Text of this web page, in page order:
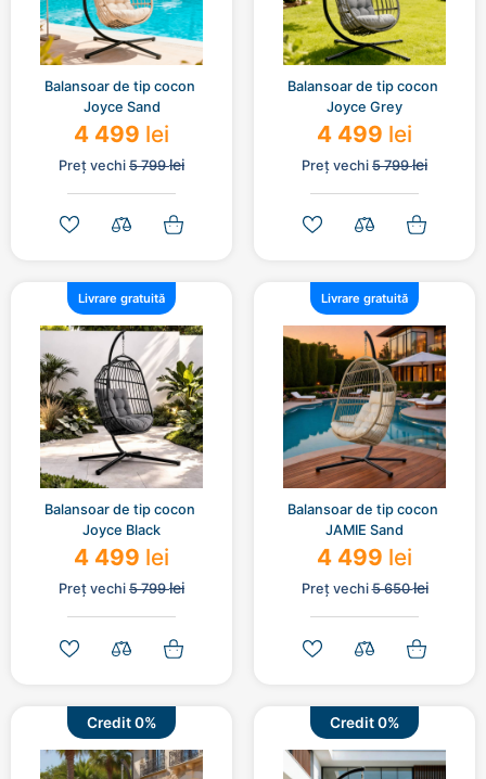
Balansoar de tip cocon
Joyce Sand
4 499 lei
Preț vechi 5 799lei
Balansoar de tip cocon
Joyce Grey
4 499 lei
Preț vechi 5 799lei
Livrare gratuită
Balansoar de tip cocon
Joyce Black
4 499 lei
Preț vechi 5 799lei
Livrare gratuită
Balansoar de tip cocon
JAMIE Sand
4 499 lei
Preț vechi5 650lei
Credit 0% Credit 0%